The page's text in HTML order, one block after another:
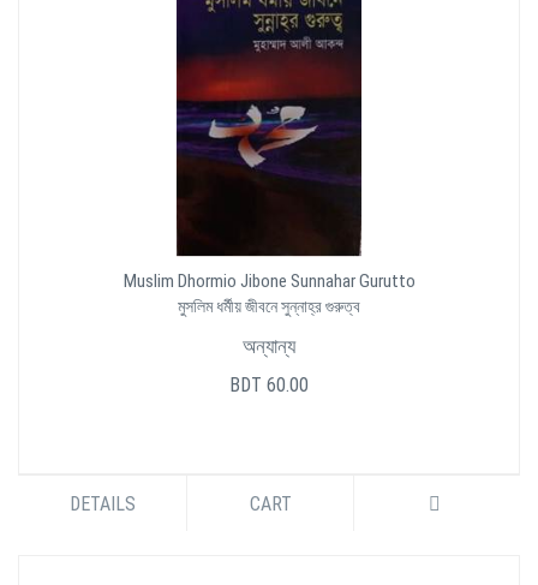
Muslim Dhormio Jibone Sunnahar Gurutto
মুসলিম ধর্মীয় জীবনে সুন্নাহ্‌র গুরুত্ব
অন্যান্য
BDT 60.00
DETAILS CART